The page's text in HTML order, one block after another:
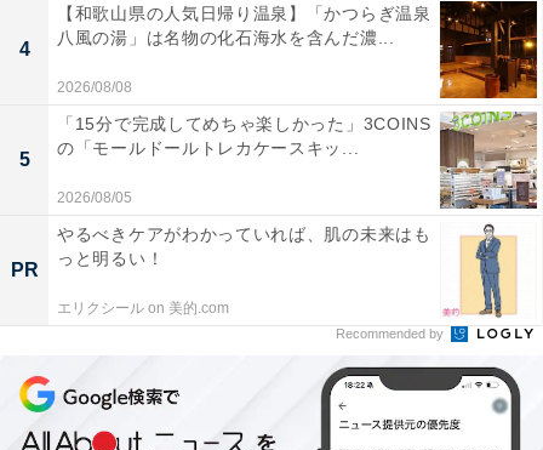
4
【和歌山県の人気日帰り温泉】「かつらぎ温泉
八風の湯」は名物の化石海水を含んだ濃...
2026/08/08
5
「15分で完成してめちゃ楽しかった」3COINS
の「モールドールトレカケースキッ...
2026/08/05
PR
やるべきケアがわかっていれば、肌の未来はも
っと明るい！
エリクシール on 美的.com
Recommended by